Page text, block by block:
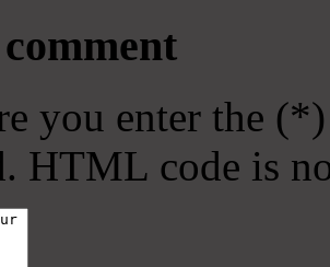
you enter the
HTML code is